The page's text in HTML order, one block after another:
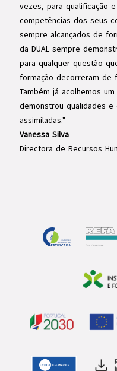
vezes, para qualificação
competências dos seus
sempre alcançados de
da DUAL sempre
para qualquer questão
formação decorreram de
Também já acolhemos
demonstrou qualidades
assimiladas."
Vanessa Silva
Directora de Recursos